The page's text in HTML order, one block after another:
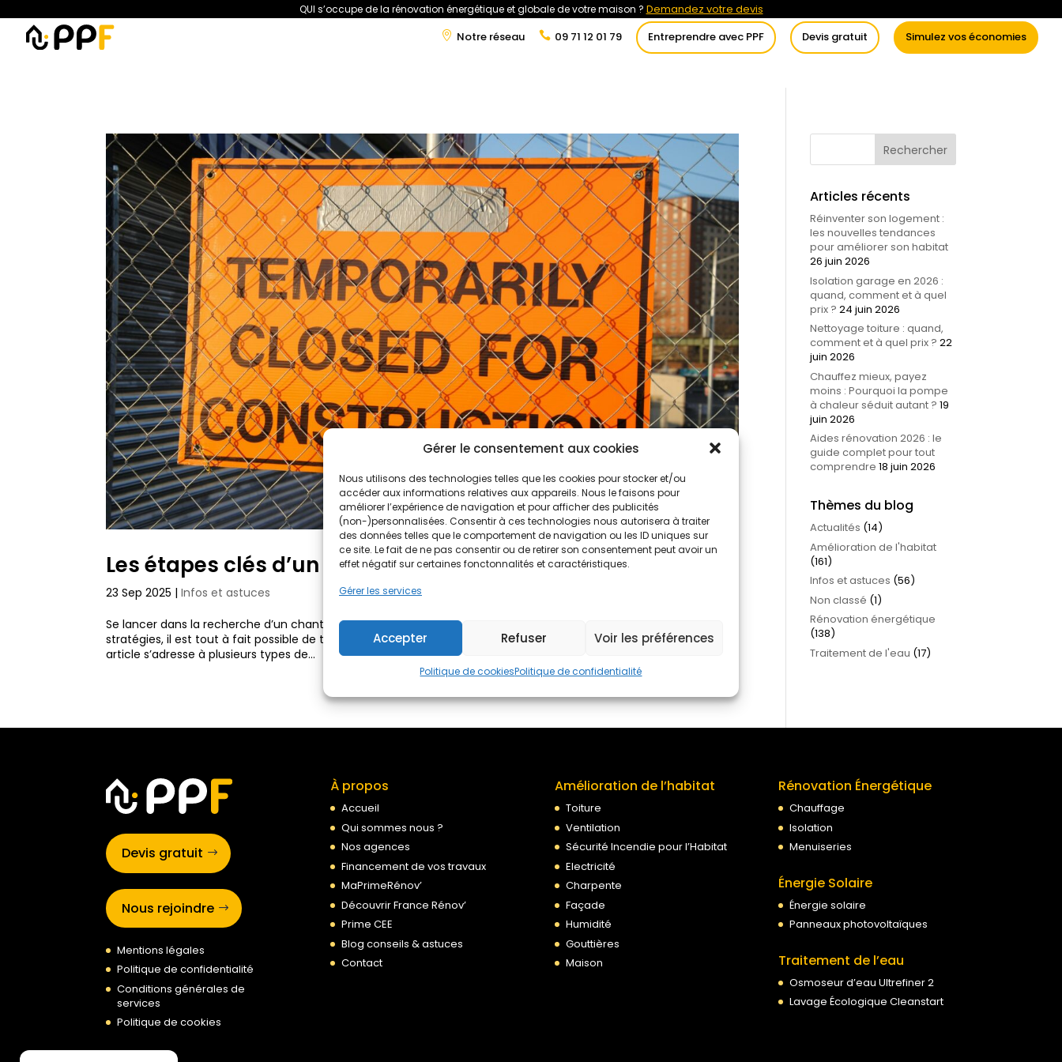
Gérer le consentement aux cookies
Nous utilisons des technologies telles que les cookies pour stocker et/ou
accéder aux informations relatives aux appareils. Nous le faisons pour
améliorer l’expérience de navigation et pour afficher des publicités
(non-)personnalisées. Consentir à ces technologies nous autorisera à traiter
des données telles que le comportement de navigation ou les ID uniques sur
ce site. Le fait de ne pas consentir ou de retirer son consentement peut avoir un
effet négatif sur certaines fonctonnalités et caractéristiques.
Gérer les services
Accepter Refuser Voir les préférences
Politique de cookiesPolitique de confidentialité
QUI s’occupe de la rénovation énergétique et globale de votre maison ? Demandez votre devis
Notre réseau
09 71 12 01 79 Entreprendre avec PPF Devis gratuit Simulez vos économies
Rénovation Énergétique Énergies Renouvelables Traitement de l’eau Conseils
Les étapes clés d’un chantier de rénovation bien planifié
23 Sep 2025 |Infos et astuces
Se lancer dans la recherche d’un chantier de rénovation peut sembler complexe, mais avec les bonnes
stratégies, il est tout à fait possible de trouver des chantiers de rénovation correspondant à votre expertise. Cet
article s’adresse à plusieurs types de...
Articles récents
Réinventer son logement :
les nouvelles tendances
pour améliorer son habitat
26 juin 2026
Isolation garage en 2026 :
quand, comment et à quel
prix ? 24 juin 2026
Nettoyage toiture : quand,
comment et à quel prix ? 22
juin 2026
Chauffez mieux, payez
moins : Pourquoi la pompe
à chaleur séduit autant ? 19
juin 2026
Aides rénovation 2026 : le
guide complet pour tout
comprendre 18 juin 2026
Thèmes du blog
Actualités (14)
Amélioration de l'habitat
(161)
Infos et astuces (56)
Non classé (1)
Rénovation énergétique
(138)
Traitement de l'eau (17)
Devis gratuit
Nous rejoindre
Mentions légales
Politique de confidentialité
Conditions générales de
services
Politique de cookies
À propos
Accueil
Qui sommes nous ?
Nos agences
Financement de vos travaux
MaPrimeRénov’
Découvrir France Rénov’
Prime CEE
Blog conseils & astuces
Contact
Amélioration de l’habitat
Toiture
Ventilation
Sécurité Incendie pour l’Habitat
Electricité
Charpente
Façade
Humidité
Gouttières
Maison
Rénovation Énergétique
Chauffage
Isolation
Menuiseries
Énergie Solaire
Énergie solaire
Panneaux photovoltaïques
Traitement de l’eau
Osmoseur d’eau Ultrefiner 2
Lavage Écologique Cleanstart